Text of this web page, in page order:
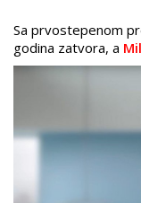
Sa prvostepenom
godina zatvora, a